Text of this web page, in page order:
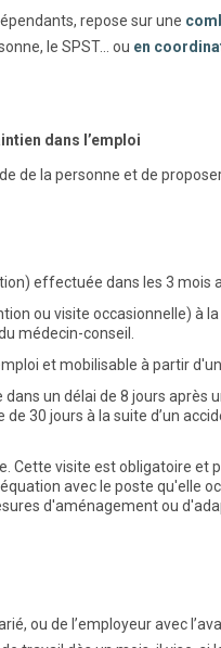
repose sur une
le SPST... ou en
dans l’emploi
de la personne et de
effectuée dans les 3 mois
ou visite occasionnelle) à
médecin-conseil.
et mobilisable à partir
un délai de 8 jours après
30 jours à la suite d’un
Cette visite est obligatoire et
avec le poste qu'elle
d'aménagement ou
ou de l’employeur avec